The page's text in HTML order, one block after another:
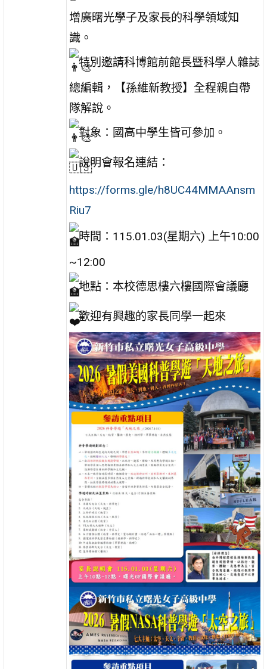
增廣曙光學子及家長的科學領域知
識。
特別邀請科博館前館長暨科學人雜誌
總編輯，【孫維新教授】全程親自帶
隊解說。
對象：國高中學生皆可參加。
說明會報名連結：
https://forms.gle/h8UC44MMAAnsm
Riu7
時間：115.01.03(星期六) 上午10:00
~12:00
地點：本校德思樓六樓國際會議廳
歡迎有興趣的家長同學一起來